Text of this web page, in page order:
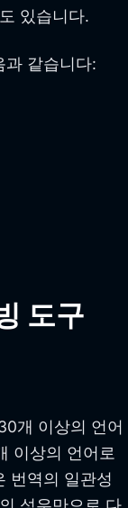
있습니다.
과 같습니다:
도구
개 이상의 언어
이상의 언어로
번역의 일관성